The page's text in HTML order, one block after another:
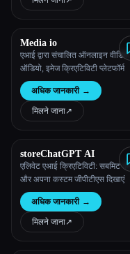
Media io
एआई द्वारा संचालित ऑनलाइन वीडियो,
ऑडियो, इमेज क्रिएटिविटी प्लेटफॉर्म
अधिक जानकारी →
मिलने जाना↗︎
storeChatGPT AI
एलिवेट एआई क्रिएटिविटी: सबमिट करें
और अपना कस्टम जीपीटीएस दिखाएं
अधिक जानकारी →
मिलने जाना↗︎